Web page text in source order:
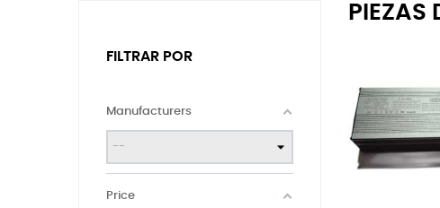
FILTRAR POR
Manufacturers
Price
PIEZAS